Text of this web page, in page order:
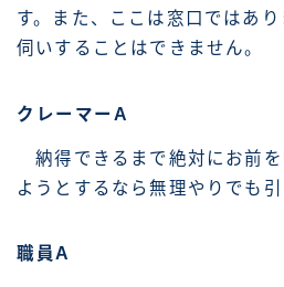
す。また、ここは窓口ではあ
伺いすることはできません。
クレーマーA
納得できるまで絶対にお前
ようとするなら無理やりでも引
職員A